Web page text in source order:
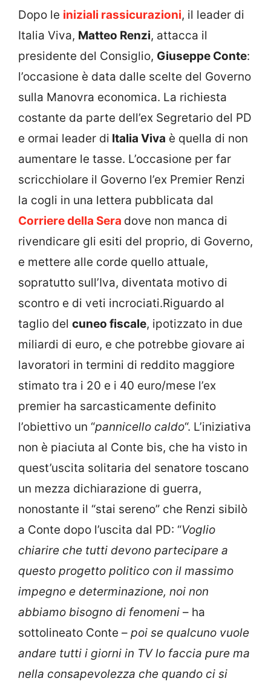
Dopo le iniziali rassicurazioni, il leader di
Italia Viva, Matteo Renzi, attacca il
presidente del Consiglio, Giuseppe Conte:
l’occasione è data dalle scelte del Governo
sulla Manovra economica. La richiesta
costante da parte dell’ex Segretario del PD
e ormai leader di Italia Viva è quella di non
aumentare le tasse. L’occasione per far
scricchiolare il Governo l’ex Premier Renzi
la cogli in una lettera pubblicata dal
Corriere della Sera dove non manca di
rivendicare gli esiti del proprio, di Governo,
e mettere alle corde quello attuale,
sopratutto sull’Iva, diventata motivo di
scontro e di veti incrociati.Riguardo al
taglio del cuneo fiscale, ipotizzato in due
miliardi di euro, e che potrebbe giovare ai
lavoratori in termini di reddito maggiore
stimato tra i 20 e i 40 euro/mese l’ex
premier ha sarcasticamente definito
l’obiettivo un “pannicello caldo“. L’iniziativa
non è piaciuta al Conte bis, che ha visto in
quest’uscita solitaria del senatore toscano
un mezza dichiarazione di guerra,
nonostante il “stai sereno” che Renzi sibilò
a Conte dopo l’uscita dal PD: “Voglio
chiarire che tutti devono partecipare a
questo progetto politico con il massimo
impegno e determinazione, noi non
abbiamo bisogno di fenomeni – ha
sottolineato Conte – poi se qualcuno vuole
andare tutti i giorni in TV lo faccia pure ma
nella consapevolezza che quando ci si